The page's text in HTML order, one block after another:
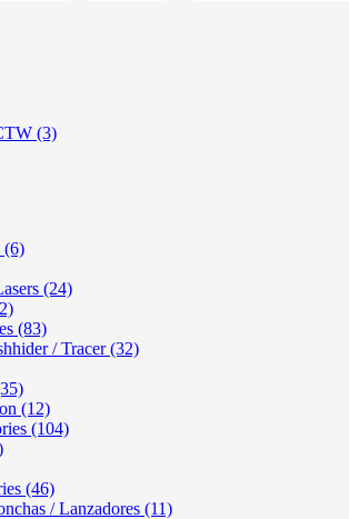
(3)
(6)
(24)
(83)
/ Tracer (32)
(12)
(104)
(46)
/ Lanzadores (11)